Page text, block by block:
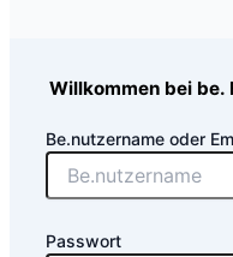
Willkommen bei be.
Be.nutzername oder
Passwort